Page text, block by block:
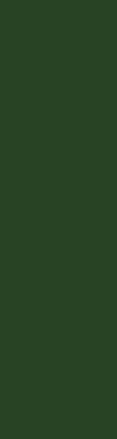
valaki az ékköves